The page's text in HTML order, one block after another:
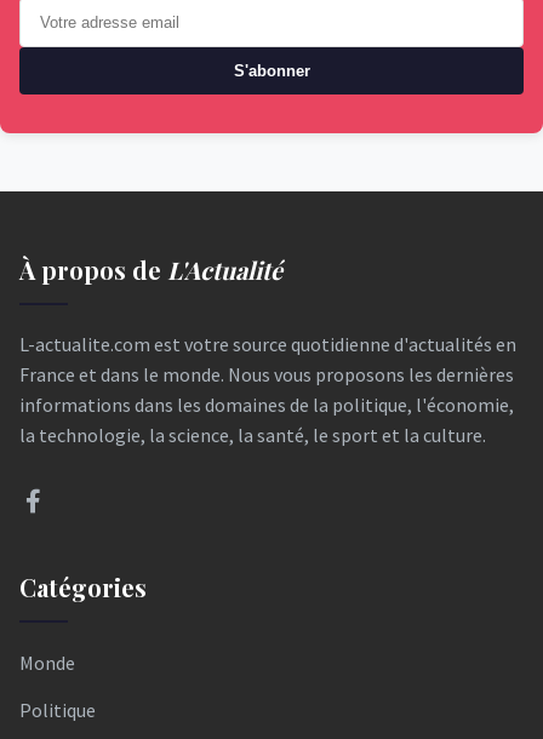
S'abonner
À propos de L'Actualité
L-actualite.com est votre source quotidienne d'actualités en
France et dans le monde. Nous vous proposons les dernières
informations dans les domaines de la politique, l'économie,
la technologie, la science, la santé, le sport et la culture.
Catégories
Monde
Politique